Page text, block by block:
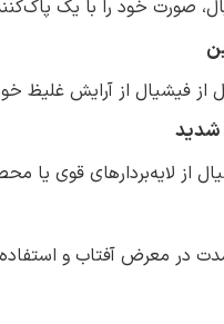
صورت خود را با یک
شدید
از لایه‌بردارهای قوی
در معرض آفتاب و